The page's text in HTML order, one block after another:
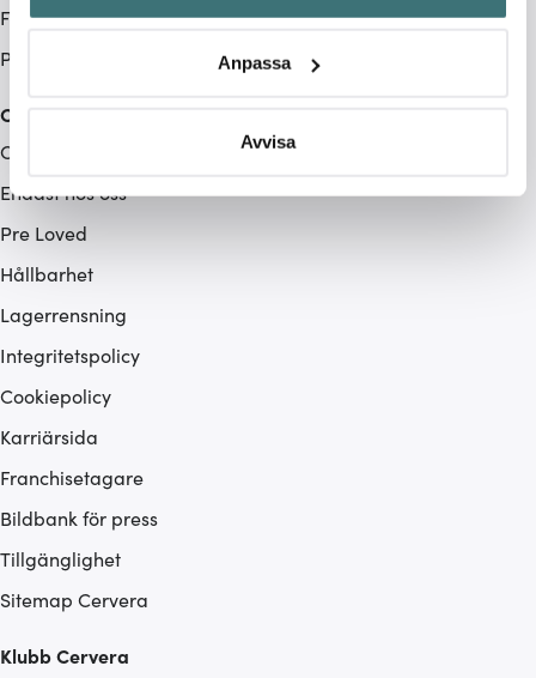
Identifiera din enhet genom att aktivt skanna den för
Ta reda på mer om hur dina personliga uppgifter
Du kan ändra eller dra tillbaka ditt samtycke när som
Vi använder cookies för att innehållet och annonserna
gör också att vi kan analysera vår trafik och göra
hemsidan ännu bättre. Du bestämmer själv vilka cookies
Anpassa
Avvisa
Företag
Produktåterkallelse
Cervera
Om Cervera
Endast hos oss
Pre Loved
Hållbarhet
Lagerrensning
Integritetspolicy
Cookiepolicy
Karriärsida
Franchisetagare
Bildbank för press
Tillgänglighet
Sitemap Cervera
Klubb Cervera